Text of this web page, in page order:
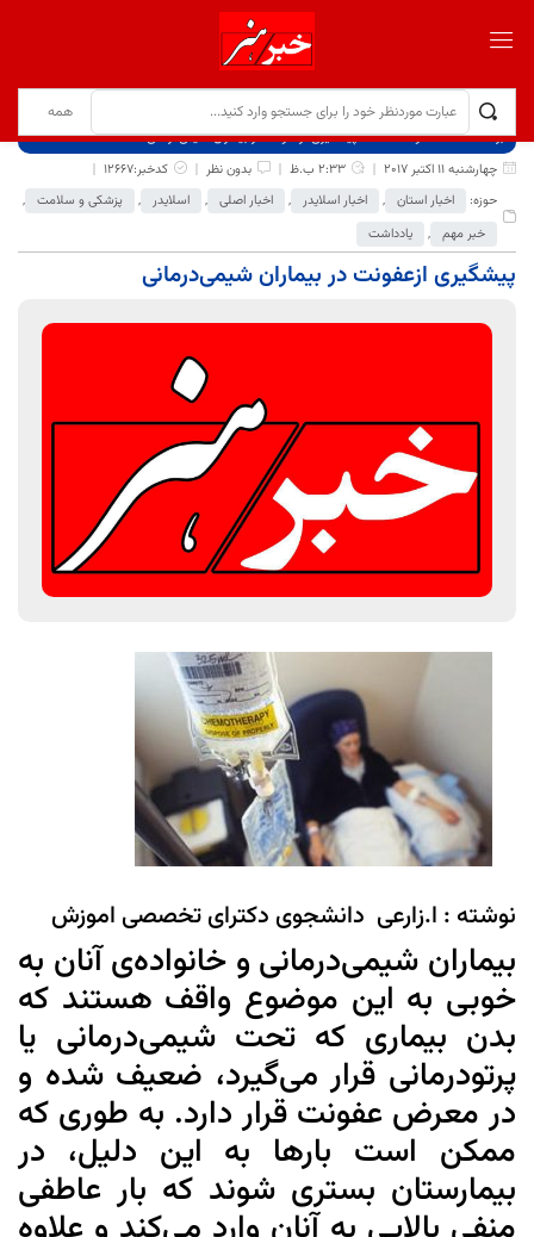
برگ نخست نوشته‌ها
پیشگیری ازعفونت در بیماران شیمی‌درمانی
چهارشنبه 11 اکتبر 2017
2:33 ب.ظ بدون نظر
کدخبر:12667
حوزه:
اخبار استان , اخبار اسلایدر , اخبار اصلی , اسلایدر , پزشکی و سلامت ,
خبر مهم , یادداشت
پیشگیری ازعفونت در بیماران شیمی‌درمانی
نوشته : ا.زارعی دانشجوی دکترای تخصصی اموزش
بیماران شیمی‌درمانی و خانواده‌ی آنان به
خوبی به این موضوع واقف هستند که
بدن بیماری که تحت شیمی‌درمانی یا
پرتودرمانی قرار می‌گیرد، ضعیف شده و
در معرض عفونت قرار دارد. به طوری که
ممکن است بارها به این دلیل، در
بیمارستان بستری شوند که بار عاطفی